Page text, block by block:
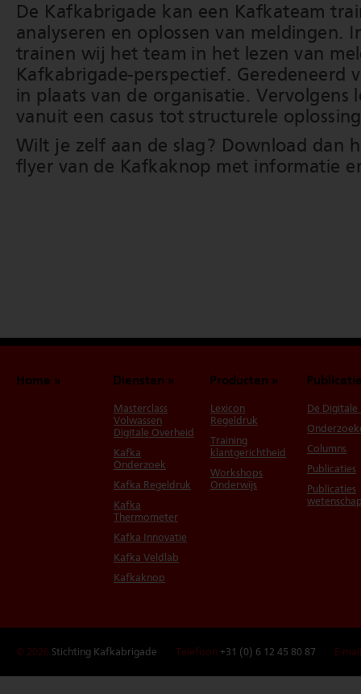
De Kafkabrigade kan een Kafkateam
analyseren en oplossen van meldingen.
trainen wij het team in het lezen van
Kafkabrigade-perspectief. Geredeneerd
in plaats van de organisatie. Vervolgens
vanuit een casus tot structurele
Wilt je zelf aan de slag? Download dan
flyer van de Kafkaknop met informatie
Home Diensten
Masterclass
Volwassen
Digitale Overheid
Kafka
Onderzoek
Kafka Regeldruk
Kafka
Thermometer
Kafka Innovatie
Kafka Veldlab
Kafkaknop
Producten
Lexicon
Regeldruk
Training
klantgerichtheid
Workshops
Onderwijs
De Digitale
Columns
Publicaties
Publicaties
© 2026 Stichting Kafkabrigade Telefoon +31 (0) 6 12 45 80 87 E-mail